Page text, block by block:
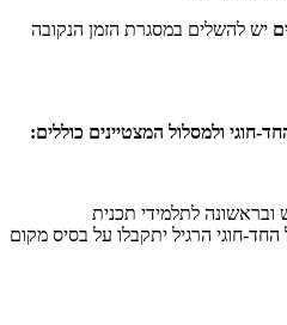
יש להשלים במסגרת הזמן הנקובה
חוגי ולמסלול המצטיינים כוללים:
לתלמידי תכנית
החד-חוגי הרגיל יתקבלו על בסיס מקום